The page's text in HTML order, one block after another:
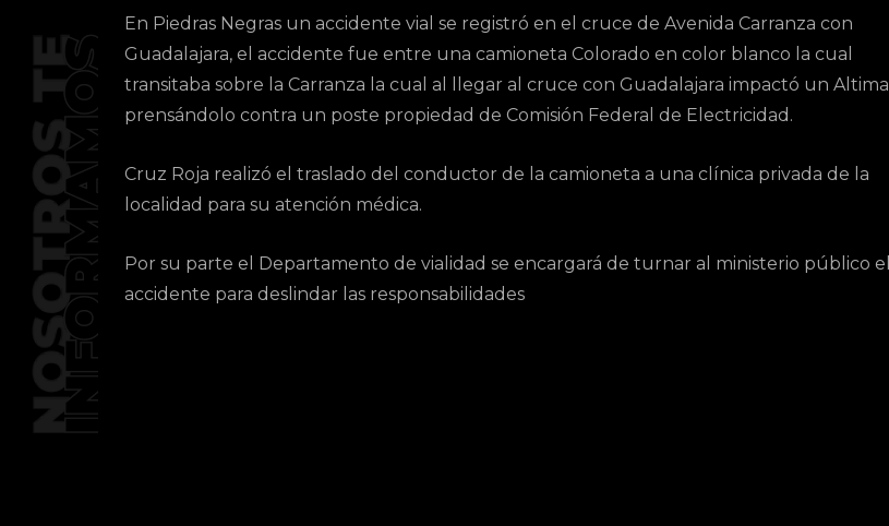
En Piedras Negras un accidente vial se registró en el cruce de Avenida Carranza con
Guadalajara, el accidente fue entre una camioneta Colorado en color blanco la cual
transitaba sobre la Carranza la cual al llegar al cruce con Guadalajara impactó un Altima
prensándolo contra un poste propiedad de Comisión Federal de Electricidad.
Cruz Roja realizó el traslado del conductor de la camioneta a una clínica privada de la
localidad para su atención médica.
Por su parte el Departamento de vialidad se encargará de turnar al ministerio público el
accidente para deslindar las responsabilidades